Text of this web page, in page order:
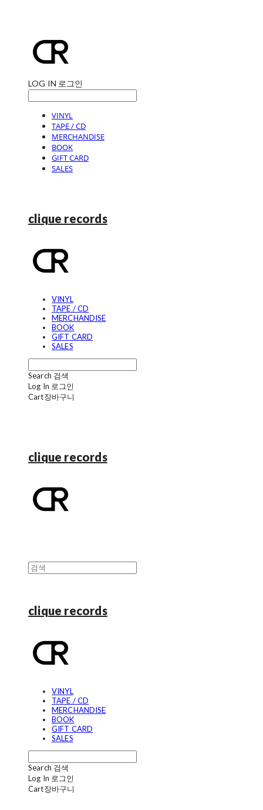
LOG IN 로그인
VINYL
TAPE / CD
MERCHANDISE
BOOK
GIFT CARD
SALES
clique records
VINYL
TAPE / CD
MERCHANDISE
BOOK
GIFT CARD
SALES
Search 검색
Log In 로그인
Cart장바구니
clique records
clique records
VINYL
TAPE / CD
MERCHANDISE
BOOK
GIFT CARD
SALES
Search 검색
Log In 로그인
Cart장바구니